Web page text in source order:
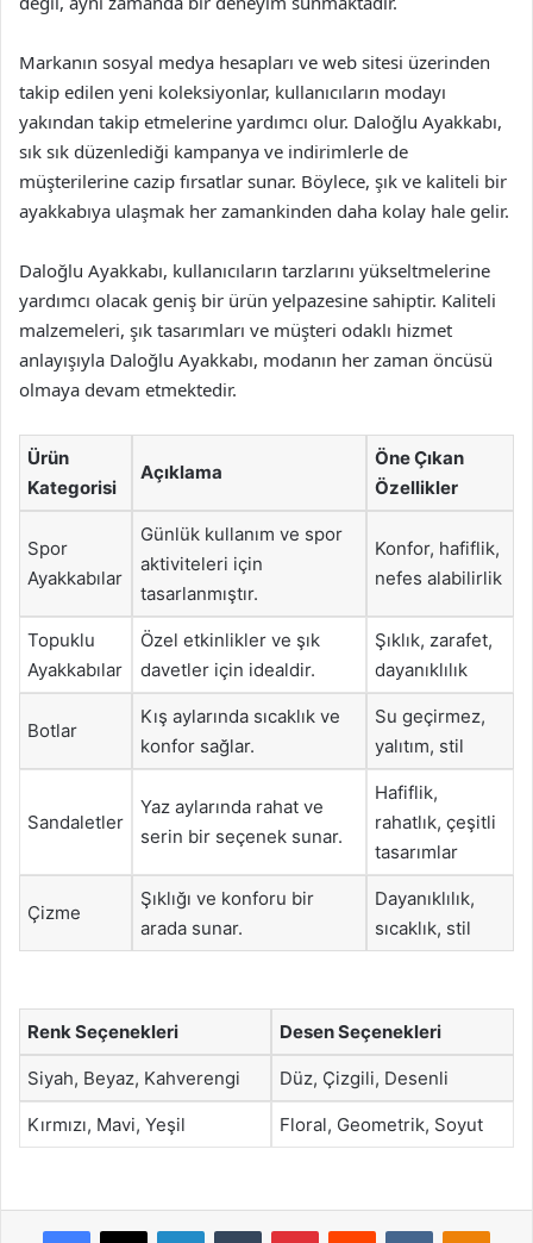
Markanın sosyal medya hesapları ve web sitesi üzerinden
takip edilen yeni koleksiyonlar, kullanıcıların modayı
yakından takip etmelerine yardımcı olur. Daloğlu Ayakkabı,
sık sık düzenlediği kampanya ve indirimlerle de
müşterilerine cazip fırsatlar sunar. Böylece, şık ve kaliteli bir
ayakkabıya ulaşmak her zamankinden daha kolay hale gelir.
Daloğlu Ayakkabı, kullanıcıların tarzlarını yükseltmelerine
yardımcı olacak geniş bir ürün yelpazesine sahiptir. Kaliteli
malzemeleri, şık tasarımları ve müşteri odaklı hizmet
anlayışıyla Daloğlu Ayakkabı, modanın her zaman öncüsü
olmaya devam etmektedir.
Ürün
Kategorisi
Açıklama
Öne Çıkan
Özellikler
Spor
Ayakkabılar
Günlük kullanım ve spor
aktiviteleri için
tasarlanmıştır.
Konfor, hafiflik,
nefes alabilirlik
Topuklu
Ayakkabılar
Özel etkinlikler ve şık
davetler için idealdir.
Şıklık, zarafet,
dayanıklılık
Botlar
Kış aylarında sıcaklık ve
konfor sağlar.
Su geçirmez,
yalıtım, stil
Sandaletler
Yaz aylarında rahat ve
serin bir seçenek sunar.
Hafiflik,
rahatlık, çeşitli
tasarımlar
Çizme
Şıklığı ve konforu bir
arada sunar.
Dayanıklılık,
sıcaklık, stil
Renk Seçenekleri Desen Seçenekleri
Siyah, Beyaz, Kahverengi Düz, Çizgili, Desenli
Kırmızı, Mavi, Yeşil Floral, Geometrik, Soyut
Facebook
X LinkedInTumblr PinterestReddit VKontakte